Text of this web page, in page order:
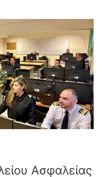
Ασφαλείας